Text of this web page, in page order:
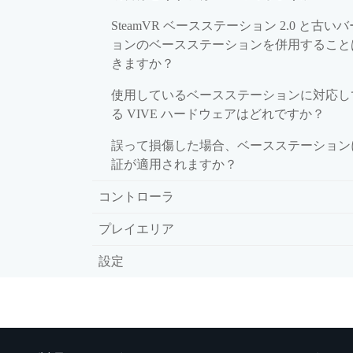
SteamVR ベースステーション 2.0 と古いバ
ョンのベースステーションを併用するこ
きますか？
使用しているベースステーションに対応し
る VIVE ハードウェアはどれですか？
誤って損傷した場合、ベースステーション
証が適用されますか？
コントローラ
プレイエリア
設定